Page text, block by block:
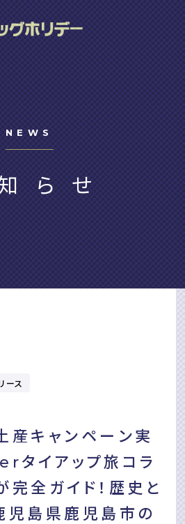
NEWS
らせ
ース
産キャンペーン実
タイアップ旅コラ
完全ガイド！歴史と
児島県⿅児島市の